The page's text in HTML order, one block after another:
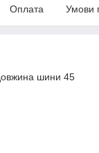
Оплата Умови
шини 45